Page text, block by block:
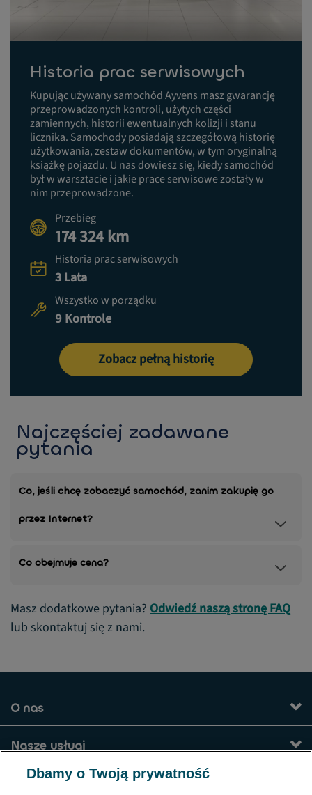
Historia prac serwisowych
Kupując używany samochód Ayvens masz gwarancję
przeprowadzonych kontroli, użytych części
zamiennych, historii ewentualnych kolizji i stanu
licznika. Samochody posiadają szczegółową historię
użytkowania, zestaw dokumentów, w tym oryginalną
książkę pojazdu. U nas dowiesz się, kiedy samochód
był w warsztacie i jakie prace serwisowe zostały w
nim przeprowadzone.
Przebieg
174 324 km
Historia prac serwisowych
3 Lata
Wszystko w porządku
9 Kontrole
Zobacz pełną historię
Najczęściej zadawane
pytania
Co, jeśli chcę zobaczyć samochód, zanim zakupię go
przez Internet?
Co obejmuje cena?
Masz dodatkowe pytania? Odwiedź naszą stronę FAQ
lub skontaktuj się z nami.
O nas
Nasze usługi
Kontakt
Dbamy o Twoją prywatność